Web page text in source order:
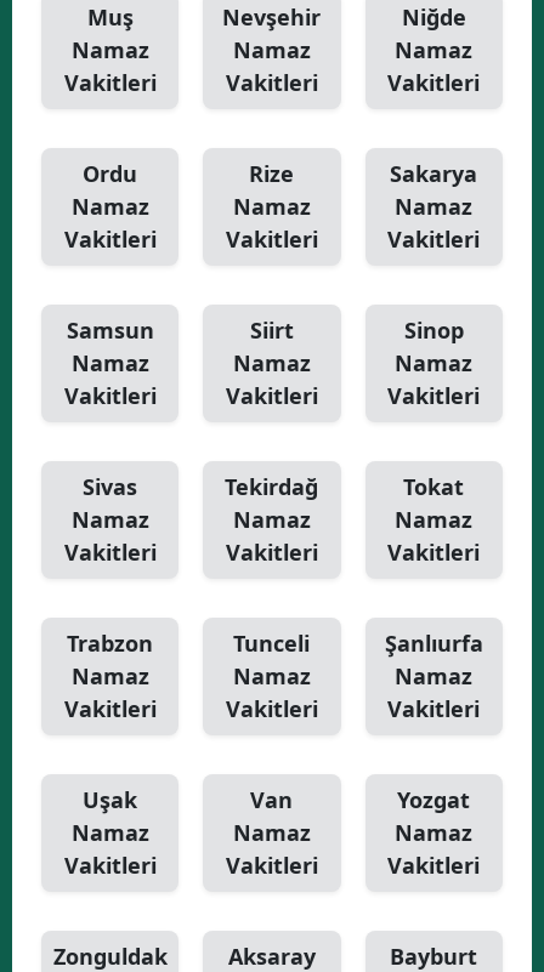
Muş
Namaz
Vakitleri
Nevşehir
Namaz
Vakitleri
Niğde
Namaz
Vakitleri
Ordu
Namaz
Vakitleri
Rize
Namaz
Vakitleri
Sakarya
Namaz
Vakitleri
Samsun
Namaz
Vakitleri
Siirt
Namaz
Vakitleri
Sinop
Namaz
Vakitleri
Sivas
Namaz
Vakitleri
Tekirdağ
Namaz
Vakitleri
Tokat
Namaz
Vakitleri
Trabzon
Namaz
Vakitleri
Tunceli
Namaz
Vakitleri
Şanlıurfa
Namaz
Vakitleri
Uşak
Namaz
Vakitleri
Van
Namaz
Vakitleri
Yozgat
Namaz
Vakitleri
Zonguldak
Aksaray
Bayburt